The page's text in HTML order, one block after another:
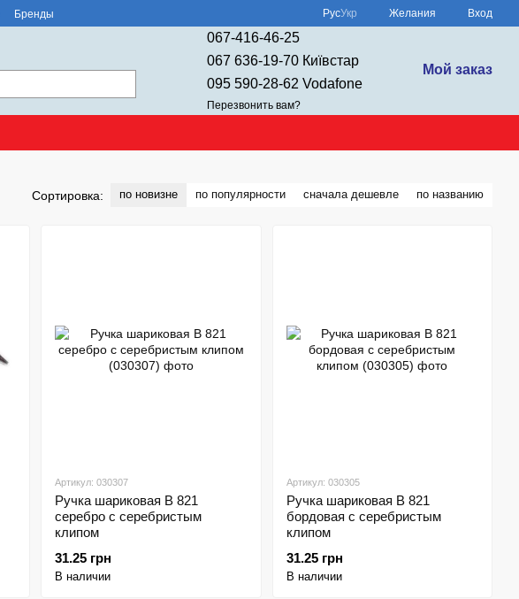
Бренды РусУкр Желания Вход
067-416-46-25
067 636-19-70 Київстар
095 590-28-62 Vodafone
Перезвонить вам?
Мой заказ
Сортировка: по новизне по популярности сначала дешевле по названию
Артикул: 030307
Ручка шариковая В 821
серебро с серебристым
клипом
31.25 грн
В наличии
Артикул: 030305
Ручка шариковая В 821
бордовая с серебристым
клипом
31.25 грн
В наличии